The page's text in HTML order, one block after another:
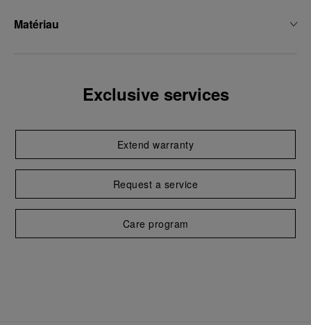
Matériau
Exclusive services
Extend warranty
Request a service
Care program